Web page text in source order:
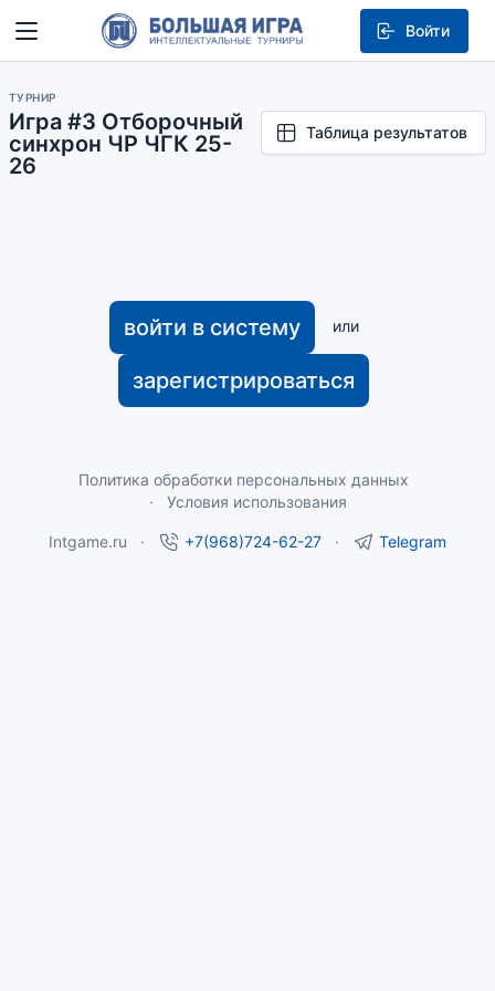
Войти
ТУРНИР
Игра #3 Отборочный
синхрон ЧР ЧГК 25-
26
Таблица результатов
войти в систему или
зарегистрироваться
Политика обработки персональных данных
Условия использования
Intgame.ru +7(968)724-62-27 Telegram